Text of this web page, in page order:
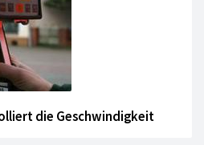
die Geschwindigkeit